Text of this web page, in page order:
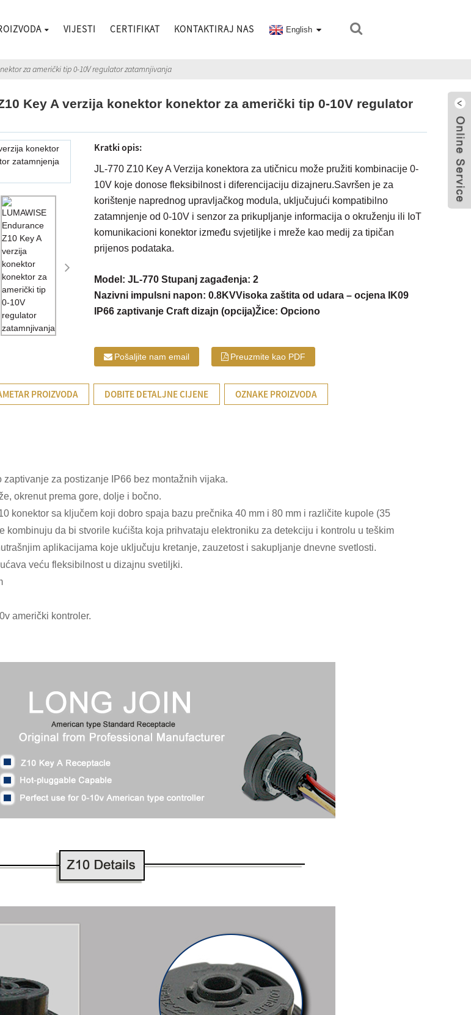
VIJESTI CERTIFIKAT KONTAKTIRAJ NAS English
za američki tip 0-10V regulator zatamnjivanja
Key A verzija konektor konektor za američki tip 0-10V regulator
Kratki opis:
JL-770 Z10 Key A Verzija konektora za utičnicu može pružiti kombinacije 0-
10V koje donose fleksibilnost i diferencijaciju dizajneru.Savršen je za
korištenje naprednog upravljačkog modula, uključujući kompatibilno
zatamnjenje od 0-10V i senzor za prikupljanje informacija o okruženju ili IoT
komunikacioni konektor između svjetiljke i mreže kao medij za tipičan
prijenos podataka.
Model: JL-770 Stupanj zagađenja: 2
Nazivni impulsni napon: 0.8KVVisoka zaštita od udara – ocjena IK09
IP66 zaptivanje Craft dizajn (opcija)Žice: Opciono
Pošaljite nam email Preuzmite kao PDF
PROIZVODA DOBITE DETALJNE CIJENE OZNAKE PROIZVODA
za postizanje IP66 bez montažnih vijaka.
okrenut prema gore, dolje i bočno.
konektor sa ključem koji dobro spaja bazu prečnika 40 mm i 80 mm i različite kupole (35
kombinuju da bi stvorile kućišta koja prihvataju elektroniku za detekciju i kontrolu u teškim
aplikacijama koje uključuju kretanje, zauzetost i sakupljanje dnevne svetlosti.
veću fleksibilnost u dizajnu svetiljki.
američki kontroler.